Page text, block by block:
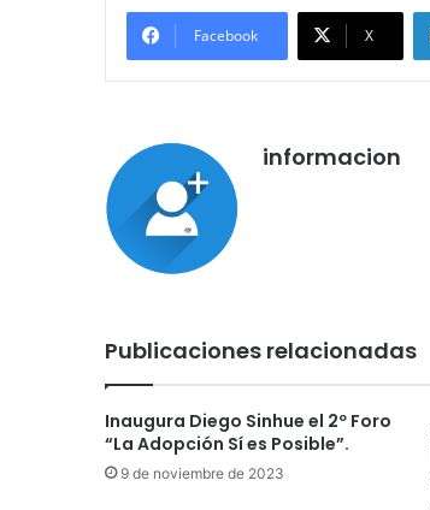
Facebook X
informacion
Publicaciones relacionadas
Inaugura Diego Sinhue el 2º Foro
“La Adopción Sí es Posible”.
9 de noviembre de 2023